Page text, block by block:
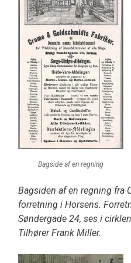
Bagside af en regning
Bagsiden af en regning fra
forretning i Horsens.
Søndergade 24, ses i
Tilhører Frank Miller.